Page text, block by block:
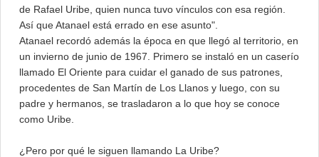
de Rafael Uribe, quien nunca tuvo vínculos con esa región.
Así que Atanael está errado en ese asunto".
Atanael recordó además la época en que llegó al territorio, en
un invierno de junio de 1967. Primero se instaló en un caserío
llamado El Oriente para cuidar el ganado de sus patrones,
procedentes de San Martín de Los Llanos y luego, con su
padre y hermanos, se trasladaron a lo que hoy se conoce
como Uribe.
¿Pero por qué le siguen llamando La Uribe?